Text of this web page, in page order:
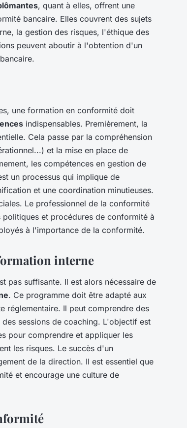
, quant à elles, offrent une
bancaire. Elles couvrent des sujets
la gestion des risques, l'éthique des
peuvent aboutir à l'obtention d'un
une formation en conformité doit
indispensables. Premièrement, la
Cela passe par la compréhension
et la mise en place de
les compétences en gestion de
un processus qui implique de
et une coordination minutieuses.
Le professionnel de la conformité
et procédures de conformité à
à l'importance de la conformité.
interne
pas suffisante. Il est alors nécessaire de
. Ce programme doit être adapté aux
réglementaire. Il peut comprendre des
sessions de coaching. L'objectif est
pour comprendre et appliquer les
les risques. Le succès d'un
de la direction. Il est essentiel que
et encourage une culture de